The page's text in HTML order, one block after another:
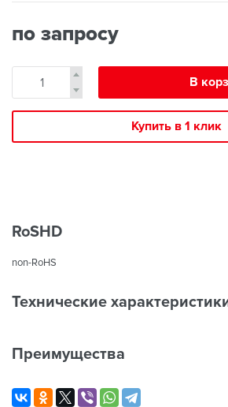
по запросу
В
Купить в 1 клик
RoSHD
non-RoHS
Технические
Преимущества